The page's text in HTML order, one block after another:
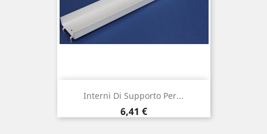
Interni Di Supporto Per...
Prezzo
6,41 €